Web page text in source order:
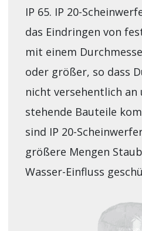
IP 65. IP 20-
das Eindringen von
mit einem
oder größer, so dass
nicht versehentlich an
stehende Bauteile
sind IP 20-
größere Mengen
Wasser-Einfluss